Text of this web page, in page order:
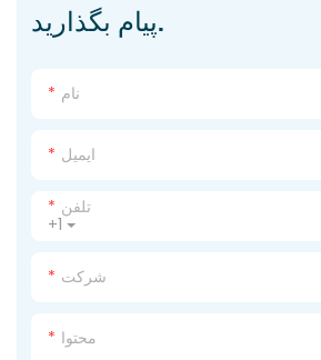
پیام بگذارید.
نام
ایمیل
+1
تلفن
شرکت
محتوا